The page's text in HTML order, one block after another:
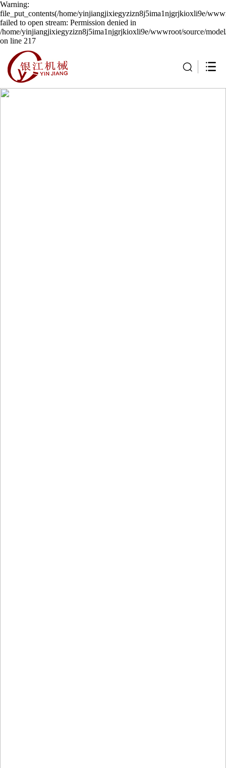
Warning:
file_put_contents(/home/yinjiangjixiegyzizn8j5ima1njgrjkioxli9e/
failed to open stream: Permission denied in
/home/yinjiangjixiegyzizn8j5ima1njgrjkioxli9e/wwwroot/source/
on line 217